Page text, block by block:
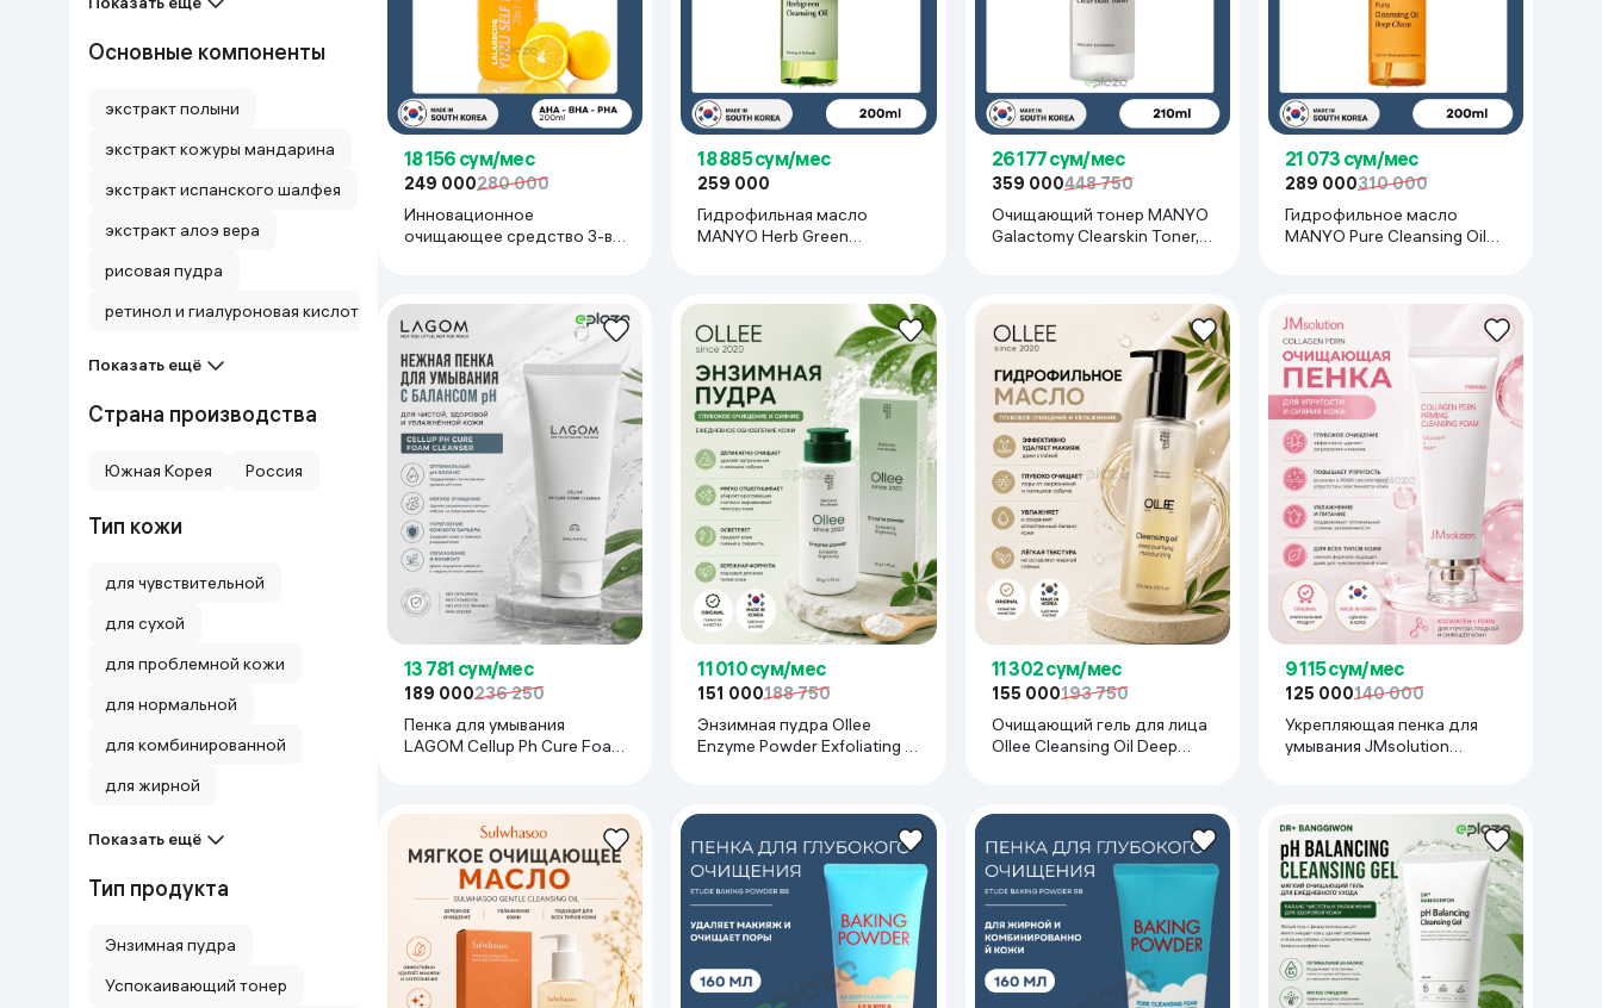
Бытовая химия
Одежда и Обувь
Основные компоненты
экстракт полыни
экстракт кожуры мандарина
экстракт испанского шалфея
экстракт алоэ вера
рисовая пудра
ретинол и гиалуроновая кислота
Показать ещё
Страна производства
Южная Корея Россия
Тип кожи
для чувствительной
для сухой
для проблемной кожи
для нормальной
для комбинированной
для жирной
Показать ещё
Тип продукта
Энзимная пудра
Успокаивающий тонер
18 156 сум/мес
249 000280 000
Инновационное
очищающее средство 3-в-1
200 мл
18 885 сум/мес
259 000
Гидрофильная масло
MANYO Herb Green
26 177 сум/мес
359 000448 750
Очищающий тонер MANYO
Galactomy Clearskin Toner,
21 073 сум/мес
289 000310 000
Гидрофильное масло
MANYO Pure Cleansing Oil
13 781 сум/мес
189 000236 250
Пенка для умывания
LAGOM Cellup Ph Cure Foam
11 010 сум/мес
151 000188 750
Энзимная пудра Ollee
Enzyme Powder Exfoliating &
11 302 сум/мес
155 000193 750
Очищающий гель для лица
Ollee Cleansing Oil Deep
9 115 сум/мес
125 000140 000
Укрепляющая пенка для
умывания JMsolution